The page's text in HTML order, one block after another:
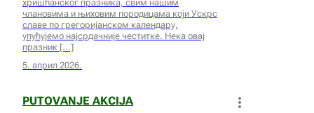
хришћанског празника, свим нашим
члановима и њиховим породицама који Ускрс
славе по грегоријанском календару,
упућујемо најсрдачније честитке. ​Нека овај
празник
5. април 2026.
PUTOVANJE AKCIJA